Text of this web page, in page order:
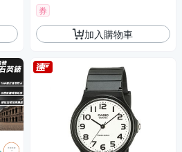
券
加入購物車